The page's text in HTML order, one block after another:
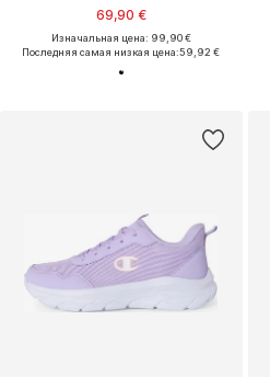
69,90 €
Изначальная цена: 99,90 €
Последняя самая низкая цена:59,92 €